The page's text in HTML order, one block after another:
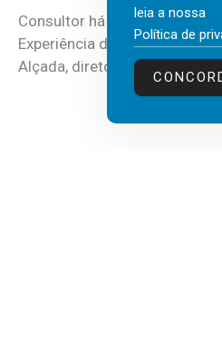
Consultor há mais de três
Experiência do Cliente,
Alçada, diretor executivo da...
leia a nossa
Política de